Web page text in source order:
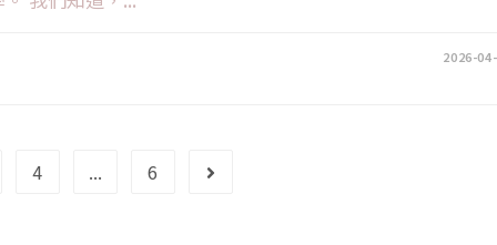
2026-
4 ... 6